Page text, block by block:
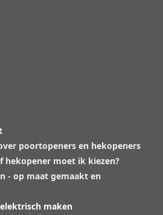
poortopeners en hekopeners
hekopener moet ik kiezen?
- op maat gemaakt en
maken